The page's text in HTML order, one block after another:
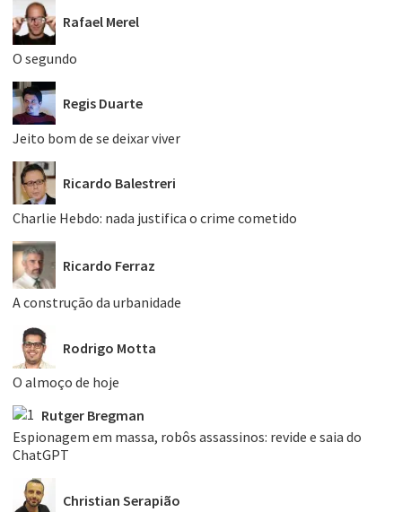
Rafael Merel
O segundo
Regis Duarte
Jeito bom de se deixar viver
Ricardo Balestreri
Charlie Hebdo: nada justifica o crime cometido
Ricardo Ferraz
A construção da urbanidade
Rodrigo Motta
O almoço de hoje
Rutger Bregman
Espionagem em massa, robôs assassinos: revide e saia do
ChatGPT
Christian Serapião